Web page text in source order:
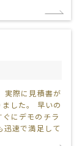
実際に見積書が
した。 早いの
にデモのチラ
迅速で満足して